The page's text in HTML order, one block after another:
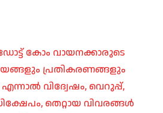
കോം വായനക്കാരുടെ
പ്രതികരണങ്ങളും
വിദ്വേഷം, വെറുപ്പ്,
തെറ്റായ വിവരങ്ങൾ